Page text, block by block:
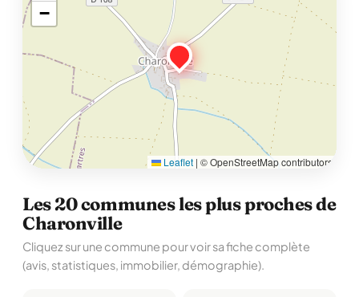
−
Leaflet | © OpenStreetMap contributors
Les 20 communes les plus proches de
Charonville
Cliquez sur une commune pour voir sa fiche complète
(avis, statistiques, immobilier, démographie).